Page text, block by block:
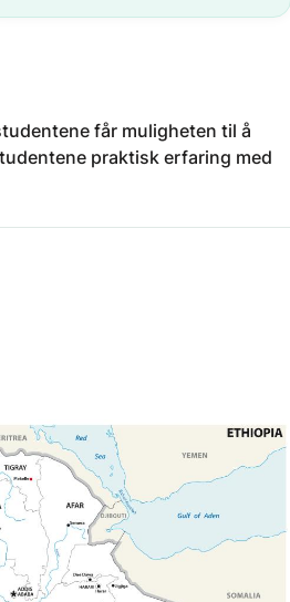
får muligheten til å
praktisk erfaring med